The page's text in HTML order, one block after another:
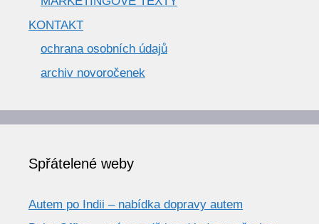
KONTAKT
ochrana osobních údajů
archiv novoročenek
Spřátelené weby
Autem po Indii – nabídka dopravy autem